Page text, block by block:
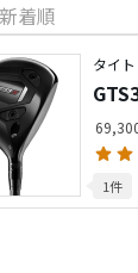
新着順
タイ
1件